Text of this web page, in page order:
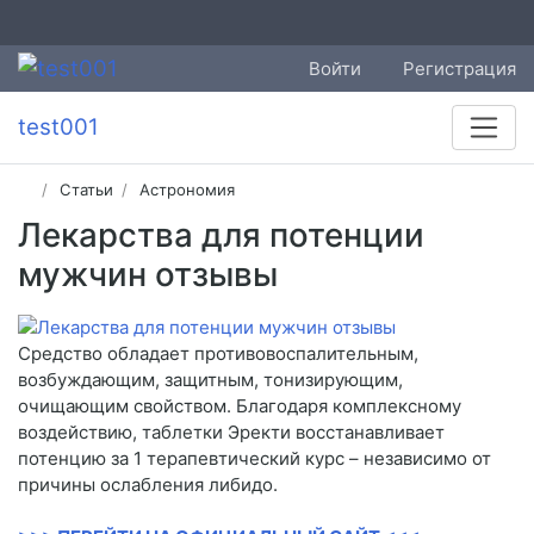
Войти Регистрация
test001
Статьи Астрономия
Лекарства для потенции
мужчин отзывы
Средство обладает противовоспалительным,
возбуждающим, защитным, тонизирующим,
очищающим свойством. Благодаря комплексному
воздействию, таблетки Эректи восстанавливает
потенцию за 1 терапевтический курс – независимо от
причины ослабления либидо.